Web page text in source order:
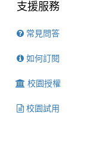
支援服務
常見問答
如何訂閱
校園授權
校園試用